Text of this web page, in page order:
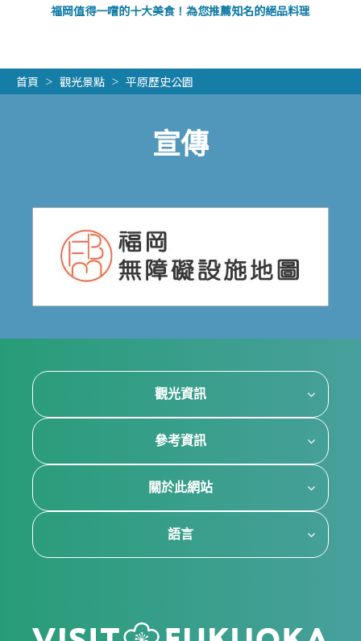
福岡值得一嚐的十大美食！為您推薦知名的絕品料理
首頁 觀光景點 平原歷史公園
宣傳
觀光資訊
參考資訊
關於此網站
語言